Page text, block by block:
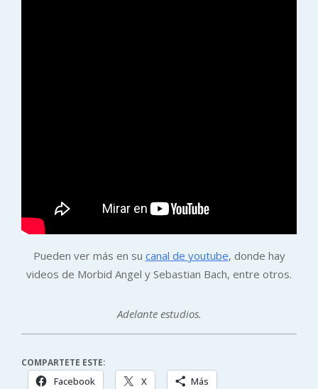
Pueden ver más en su canal de youtube, donde hay
videos de Morbid Angel y Sebastian Bach, entre otros.
Adelante estudios.
COMPARTETE ESTE:
Facebook X Más